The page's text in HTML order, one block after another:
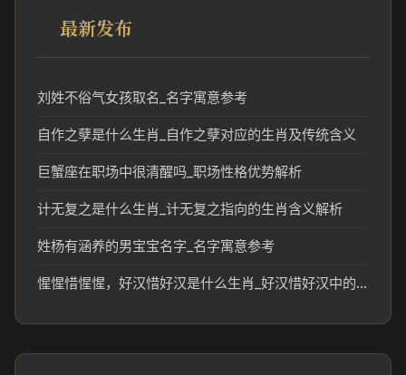
最新发布
刘姓不俗气女孩取名_名字寓意参考
自作之孽是什么生肖_自作之孽对应的生肖及传统含义
巨蟹座在职场中很清醒吗_职场性格优势解析
计无复之是什么生肖_计无复之指向的生肖含义解析
姓杨有涵养的男宝宝名字_名字寓意参考
惺惺惜惺惺，好汉惜好汉是什么生肖_好汉惜好汉中的生肖文化和民俗解读